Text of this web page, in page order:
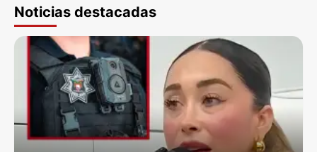
Noticias destacadas